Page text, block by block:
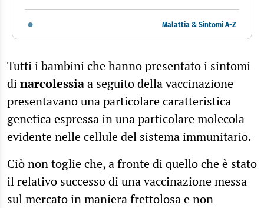
Malattia & Sintomi A-Z
Tutti i bambini che hanno presentato i sintomi
dinarcolessiaa seguito della vaccinazione
presentavano una particolare caratteristica
genetica espressa in una particolare molecola
evidente nelle cellule del sistema immunitario.
Ciò non toglie che, a fronte di quello che è stato
il relativo successo di una vaccinazione messa
sul mercato in maniera frettolosa e non